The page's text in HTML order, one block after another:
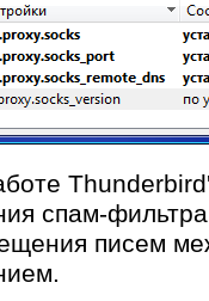
спам-
писем